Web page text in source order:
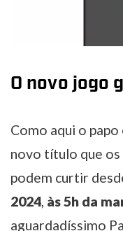
O novo jogo
Como aqui o
novo título que os
podem curtir
2024, às 5h da
aguardadíssimo